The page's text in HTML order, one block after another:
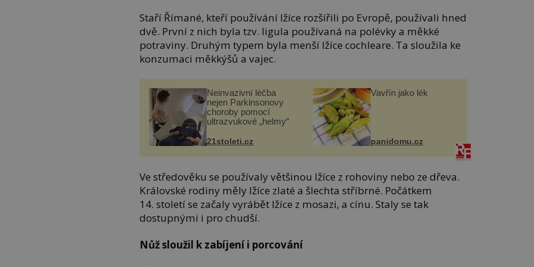
Staří Římané, kteří používání lžíce rozšířili po Evropě, používali hned
dvě. První z nich byla tzv. ligula používaná na polévky a měkké
potraviny. Druhým typem byla menší lžíce cochleare. Ta sloužila ke
konzumaci měkkýšů a vajec.
Neinvazivní léčba
nejen Parkinsonovy
choroby pomocí
ultrazvukové „helmy“
21stoleti.cz
Vavřín jako lék
panidomu.cz
Ve středověku se používaly většinou lžíce z rohoviny nebo ze dřeva.
Královské rodiny měly lžíce zlaté a šlechta stříbrné. Počátkem
14. století se začaly vyrábět lžíce z mosazi, a cínu. Staly se tak
dostupnými i pro chudší.
Nůž sloužil k zabíjení i porcování